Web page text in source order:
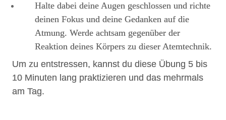
Halte dabei deine Augen geschlossen und richte
deinen Fokus und deine Gedanken auf die
Atmung. Werde achtsam gegenüber der
Reaktion deines Körpers zu dieser Atemtechnik.
Um zu entstressen, kannst du diese Übung 5 bis
10 Minuten lang praktizieren und das mehrmals
am Tag.